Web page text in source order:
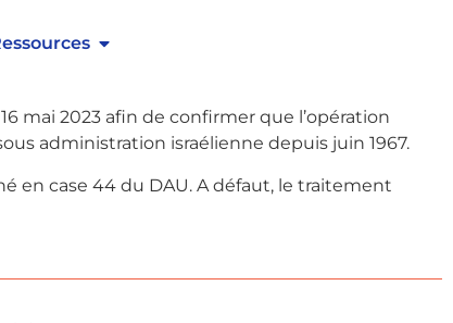
produites dans[s2If
peuplement israéliennes implantée sur les
mai 2023 afin de confirmer que l’opération
administration israélienne depuis juin 1967.
en case 44 du DAU. A défaut, le traitement